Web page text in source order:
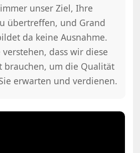
unser Ziel, Ihre
übertreffen, und Grand
da keine Ausnahme.
dass wir diese
brauchen, um die Qualität
erwarten und verdienen.